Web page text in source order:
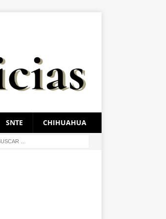
SNTE CHIHUAHUA